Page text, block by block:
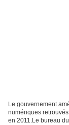
Le gouvernement
numériques
en 2011.Le bureau